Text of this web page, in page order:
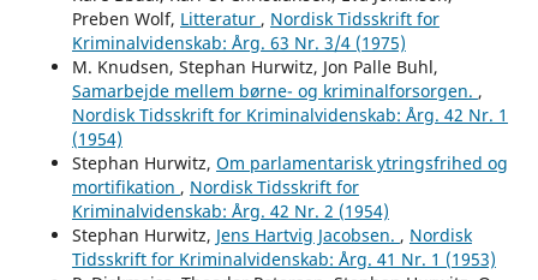
Preben Wolf, Litteratur , Nordisk Tidsskrift for
Kriminalvidenskab: Årg. 63 Nr. 3/4 (1975)
M. Knudsen, Stephan Hurwitz, Jon Palle Buhl,
Samarbejde mellem børne- og kriminalforsorgen. ,
Nordisk Tidsskrift for Kriminalvidenskab: Årg. 42 Nr. 1
(1954)
Stephan Hurwitz, Om parlamentarisk ytringsfrihed og
mortifikation , Nordisk Tidsskrift for
Kriminalvidenskab: Årg. 42 Nr. 2 (1954)
Stephan Hurwitz, Jens Hartvig Jacobsen. , Nordisk
Tidsskrift for Kriminalvidenskab: Årg. 41 Nr. 1 (1953)